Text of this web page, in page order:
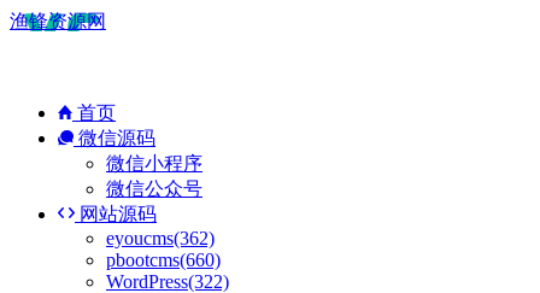
渔锋资源网
首页
微信源码
微信小程序
微信公众号
网站源码
eyoucms(362)
pbootcms(660)
WordPress(322)